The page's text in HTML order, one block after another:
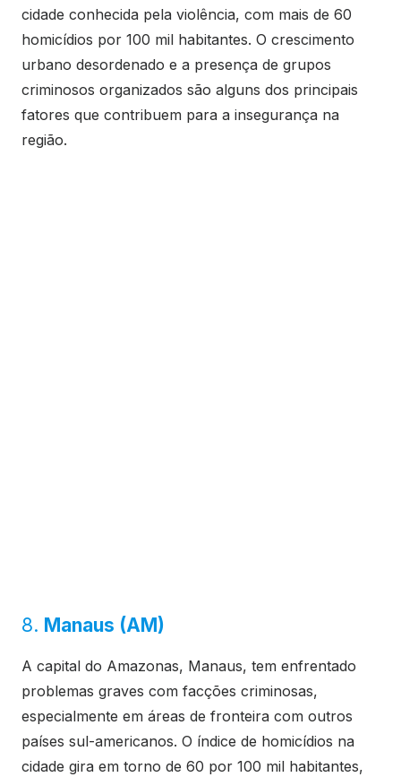
cidade conhecida pela violência, com mais de 60
homicídios por 100 mil habitantes. O crescimento
urbano desordenado e a presença de grupos
criminosos organizados são alguns dos principais
fatores que contribuem para a insegurança na
região.
8. Manaus (AM)
A capital do Amazonas, Manaus, tem enfrentado
problemas graves com facções criminosas,
especialmente em áreas de fronteira com outros
países sul-americanos. O índice de homicídios na
cidade gira em torno de 60 por 100 mil habitantes,